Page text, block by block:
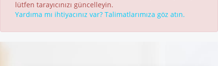
lütfen tarayıcınızı güncelleyin.
Yardıma mı ihtiyacınız var? Talimatlarımıza göz atın.